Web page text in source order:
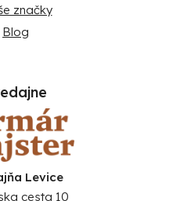
značky
Blog
Levice
cesta 10